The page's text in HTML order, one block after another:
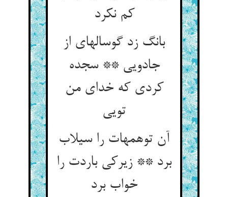
کم نکرد
بانگ زد گوساله‏ای از
جادویی ** سجده
کردی که خدای من
تویی‏
آن توهمهات را سیلاب
برد ** زیرکی باردت را
خواب برد